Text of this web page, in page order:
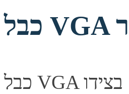
כבל VGA איכותי עם סיכוך כפול ופילטרים ב-2 הקצוות. בצידו